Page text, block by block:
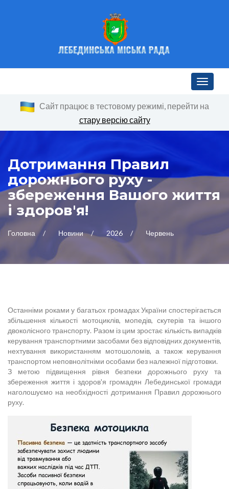
Toggle
Сайт працює в тестовому режимі, перейти на
стару версію сайту
Дотримання Правил
дорожнього руху -
збереження Вашого життя
і здоров'я!
Головна Новини 2026 Червень
Останніми роками у багатьох громадах України спостерігається
збільшення кількості мотоциклів, мопедів, скутерів та іншого
двоколісного транспорту. Разом із цим зростає кількість випадків
керування транспортними засобами без відповідних документів,
нехтування використанням мотошоломів, а також керування
транспортом неповнолітніми особами без належної підготовки.
З метою підвищення рівня безпеки дорожнього руху та
збереження життя і здоров'я громадян Лебединської громади
наголошуємо на необхідності дотримання Правил дорожнього
руху.